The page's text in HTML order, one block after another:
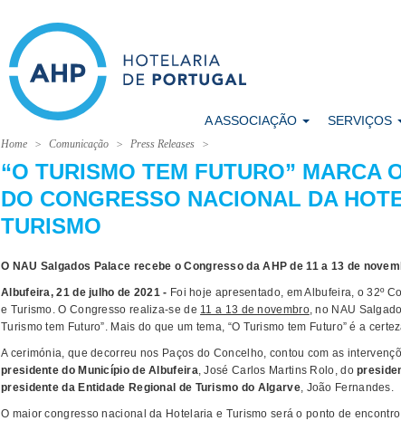
A ASSOCIAÇÃO SERVIÇOS
Home Comunicação Press Releases
“O TURISMO TEM FUTURO” MARCA
DO CONGRESSO NACIONAL DA
TURISMO
O NAU Salgados Palace recebe o Congresso da AHP de 11 a 13 de
Albufeira, 21 de julho de 2021 - Foi hoje apresentado, em Albufeira, o 32º
e Turismo. O Congresso realiza-se de 11 a 13 de novembro, no NAU
Turismo tem Futuro”. Mais do que um tema, “O Turismo tem Futuro” é a
A cerimónia, que decorreu nos Paços do Concelho, contou com as
presidente do Município de Albufeira, José Carlos Martins Rolo, do
presidente da Entidade Regional de Turismo do Algarve, João Fernandes.
O maior congresso nacional da Hotelaria e Turismo será o ponto de